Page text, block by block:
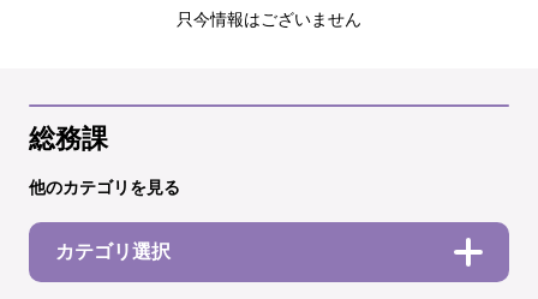
只今情報はございません
総務課
他のカテゴリを見る
カテゴリ選択